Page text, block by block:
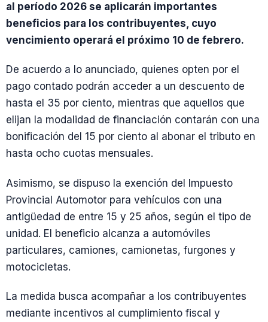
al período 2026 se aplicarán importantes
beneficios para los contribuyentes, cuyo
vencimiento operará el próximo 10 de febrero.
De acuerdo a lo anunciado, quienes opten por el
pago contado podrán acceder a un descuento de
hasta el 35 por ciento, mientras que aquellos que
elijan la modalidad de financiación contarán con una
bonificación del 15 por ciento al abonar el tributo en
hasta ocho cuotas mensuales.
Asimismo, se dispuso la exención del Impuesto
Provincial Automotor para vehículos con una
antigüedad de entre 15 y 25 años, según el tipo de
unidad. El beneficio alcanza a automóviles
particulares, camiones, camionetas, furgones y
motocicletas.
La medida busca acompañar a los contribuyentes
mediante incentivos al cumplimiento fiscal y